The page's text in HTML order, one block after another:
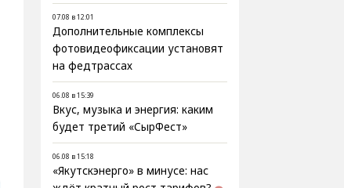
07.08 в 12:01
Дополнительные комплексы
фотовидеофиксации установят
на федтрассах
06.08 в 15:39
Вкус, музыка и энергия: каким
будет третий «СырФест»
06.08 в 15:18
«Якутскэнерго» в минусе: нас